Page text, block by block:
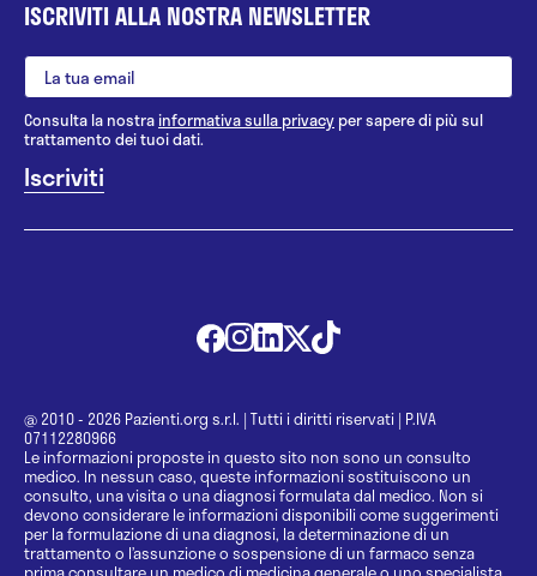
ISCRIVITI ALLA NOSTRA NEWSLETTER
Consulta la nostrainformativa sulla privacy per sapere di più sul
trattamento dei tuoi dati.
@ 2010 - 2026 Pazienti.org s.r.l. | Tutti i diritti riservati | P.IVA
07112280966
Le informazioni proposte in questo sito non sono un consulto
medico. In nessun caso, queste informazioni sostituiscono un
consulto, una visita o una diagnosi formulata dal medico. Non si
devono considerare le informazioni disponibili come suggerimenti
per la formulazione di una diagnosi, la determinazione di un
trattamento o l’assunzione o sospensione di un farmaco senza